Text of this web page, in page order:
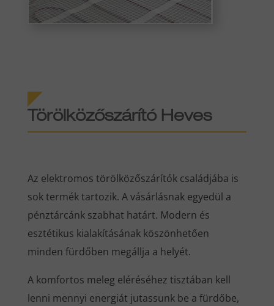
Törölközőszárító Heves
Az elektromos törölközőszárítók családjába is
sok termék tartozik. A vásárlásnak egyedül a
pénztárcánk szabhat határt. Modern és
esztétikus kialakításának köszönhetően
minden fürdőben megállja a helyét.
A komfortos meleg eléréséhez tisztában kell
lenni mennyi energiát jutassunk be a fürdőbe,